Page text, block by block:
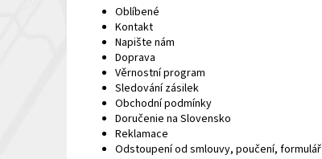
Oblíbené
Kontakt
Napište nám
Doprava
Věrnostní program
Sledování zásilek
Obchodní podmínky
Doručenie na Slovensko
Reklamace
Odstoupení od smlouvy, poučení, formulář